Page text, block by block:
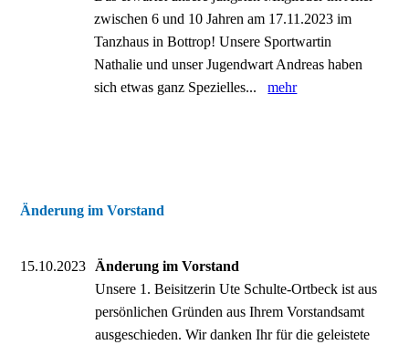
zwischen 6 und 10 Jahren am 17.11.2023 im
Tanzhaus in Bottrop! Unsere Sportwartin
Nathalie und unser Jugendwart Andreas haben
sich etwas ganz Spezielles...mehr
Änderung im Vorstand
15.10.2023
Änderung im Vorstand
Unsere 1. Beisitzerin Ute Schulte-Ortbeck ist aus
persönlichen Gründen aus Ihrem Vorstandsamt
ausgeschieden. Wir danken Ihr für die geleistete